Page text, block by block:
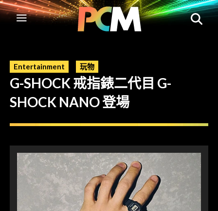
Entertainment 玩物
G-SHOCK 戒指錶二代目 G-
SHOCK NANO 登場